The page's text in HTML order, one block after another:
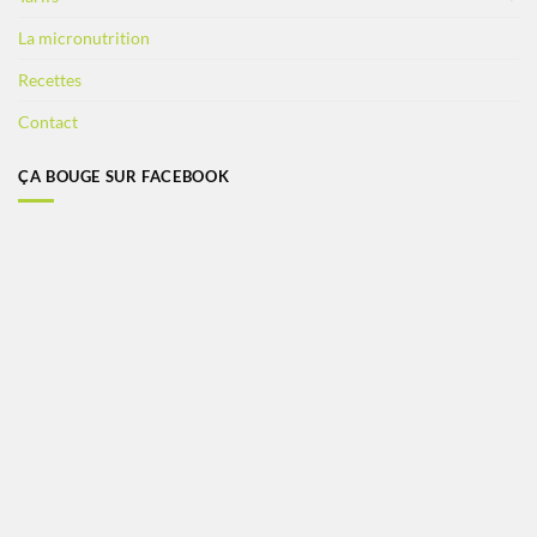
La micronutrition
Recettes
Contact
ÇA BOUGE SUR FACEBOOK